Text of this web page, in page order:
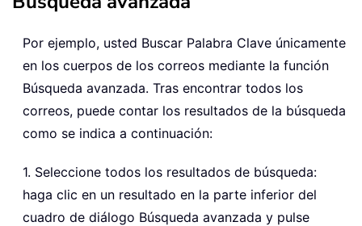
Por ejemplo, usted Buscar Palabra Clave únicamente
en los cuerpos de los correos mediante la función
Búsqueda avanzada. Tras encontrar todos los
correos, puede contar los resultados de la búsqueda
como se indica a continuación:
1. Seleccione todos los resultados de búsqueda:
haga clic en un resultado en la parte inferior del
cuadro de diálogo Búsqueda avanzada y pulse